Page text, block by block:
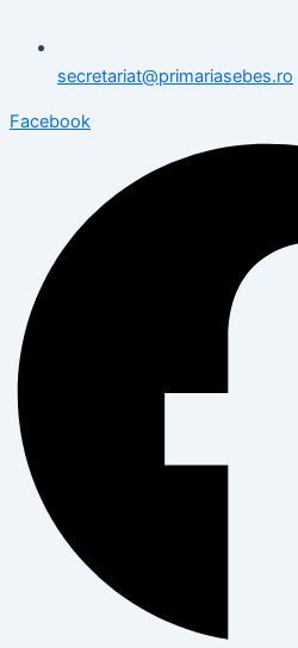
secretariat@primariasebes.ro
Facebook